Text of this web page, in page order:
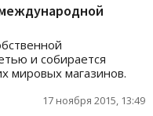
и собирается
мировых магазинов.
17 ноября 2015, 13:49